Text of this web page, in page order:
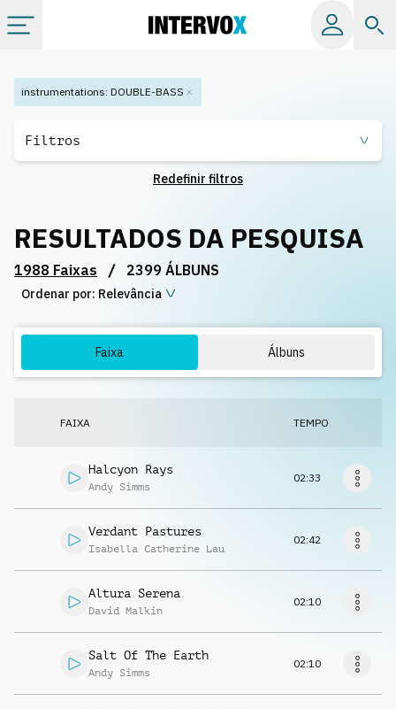
Tópicos
Playlists
Licença
instrumentations: DOUBLE-BASS
Filtros
Redefinir filtros
RESULTADOS DA PESQUISA
1988 Faixas / 2399 ÁLBUNS
Ordenar por: Relevância
Faixa Álbuns
FAIXA TEMPO
Halcyon Rays
Andy Simms
02:33
Verdant Pastures
Isabella Catherine Lau
02:42
Altura Serena
David Malkin
02:10
Salt Of The Earth
Andy Simms
02:10